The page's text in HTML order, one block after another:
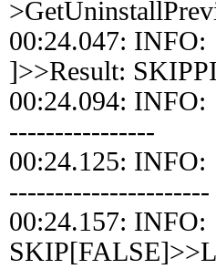
00:24.047:
]>>Result:
00:24.094:
----------------
00:24.125:
----------------------
00:24.157: